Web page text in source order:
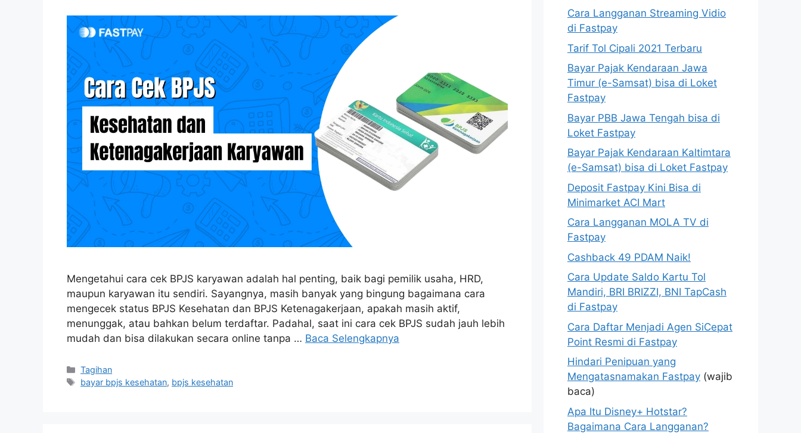
Mengetahui cara cek BPJS karyawan adalah hal penting, baik bagi pemilik usaha, HRD,
maupun karyawan itu sendiri. Sayangnya, masih banyak yang bingung bagaimana cara
mengecek status BPJS Kesehatan dan BPJS Ketenagakerjaan, apakah masih aktif,
menunggak, atau bahkan belum terdaftar. Padahal, saat ini cara cek BPJS sudah jauh lebih
mudah dan bisa dilakukan secara online tanpa … Baca Selengkapnya
Tagihan
bayar bpjs kesehatan, bpjs kesehatan
Cara Langganan Streaming Vidio
di Fastpay
Tarif Tol Cipali 2021 Terbaru
Bayar Pajak Kendaraan Jawa
Timur (e-Samsat) bisa di Loket
Fastpay
Bayar PBB Jawa Tengah bisa di
Loket Fastpay
Bayar Pajak Kendaraan Kaltimtara
(e-Samsat) bisa di Loket Fastpay
Deposit Fastpay Kini Bisa di
Minimarket ACI Mart
Cara Langganan MOLA TV di
Fastpay
Cashback 49 PDAM Naik!
Cara Update Saldo Kartu Tol
Mandiri, BRI BRIZZI, BNI TapCash
di Fastpay
Cara Daftar Menjadi Agen SiCepat
Point Resmi di Fastpay
Hindari Penipuan yang
Mengatasnamakan Fastpay (wajib
baca)
Apa Itu Disney+ Hotstar?
Bagaimana Cara Langganan?